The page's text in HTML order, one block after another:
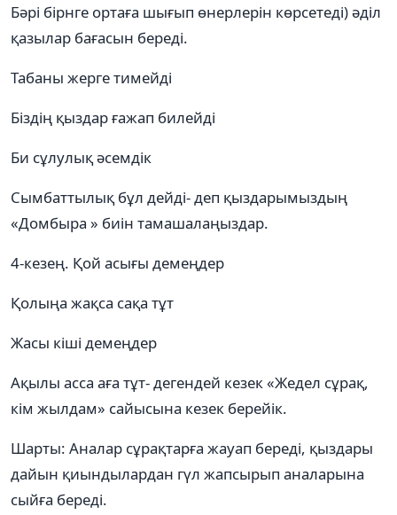
Бәрі бірнге ортаға шығып өнерлерін көрсетеді) әділ
қазылар бағасын береді.
Табаны жерге тимейді
Біздің қыздар ғажап билейді
Би сұлулық әсемдік
Сымбаттылық бұл дейді- деп қыздарымыздың
«Домбыра » биін тамашалаңыздар.
4-кезең. Қой асығы демеңдер
Қолыңа жақса сақа тұт
Жасы кіші демеңдер
Ақылы асса аға тұт- дегендей кезек «Жедел сұрақ,
кім жылдам» сайысына кезек берейік.
Шарты: Аналар сұрақтарға жауап береді, қыздары
дайын қиындылардан гүл жапсырып аналарына
сыйға береді.